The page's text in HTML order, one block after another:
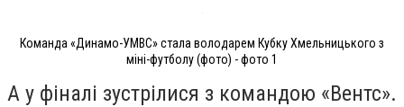
Команда «Динамо-УМВС» стала володарем Кубку Хмельницького з
міні-футболу (фото) - фото 1
А у фіналі зустрілися з командою «Вентс».